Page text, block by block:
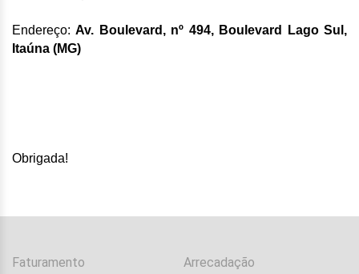
Endereço:Av. Boulevard, nº 494, Boulevard Lago Sul,
Itaúna (MG)
Obrigada!
Faturamento Arrecadação